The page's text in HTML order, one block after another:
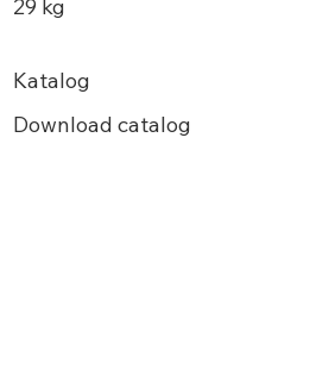
29 kg
Katalog
Download catalog